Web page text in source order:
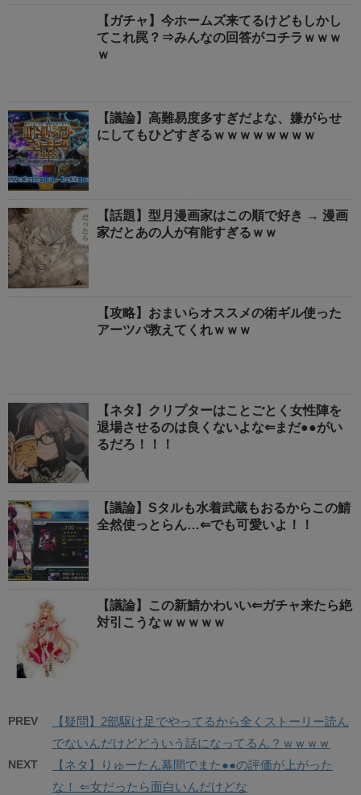
【ガチャ】今ホームズ来てるけどもしかし
てこれ罠？⇒みんなの回答がコチラｗｗｗ
ｗ
【議論】高難易度多すぎだよな、嫌がらせ
にしてもひどすぎるｗｗｗｗｗｗｗｗ
【話題】型月漫画家はこの順で好き → 漫画
家だとあの人が有能すぎるｗｗ
【攻略】おまいらオススメの術ギル使った
アーツパ教えてくれｗｗｗ
【ネタ】クリプターはことごとく女性陣を
退場させるのは良くないよな⇐まだ●●がい
るだろ！！！
【議論】Sタルも水着武蔵もおるからこの鯖
全然使っとらん…⇐でも可愛いよ！！
【議論】この新鯖かわいい⇐ガチャ来たら絶
対引こうなｗｗｗｗｗ
PREV
【疑問】2部駆け足でやってるから全くストーリー読ん
でないんだけどどういう話になってるん？ｗｗｗｗ
NEXT
【ネタ】りゅーたん幕間でまた●●の評価が上がった
な！ ⇐女だったら面白いんだけどな